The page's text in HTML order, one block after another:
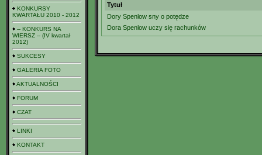
KONKURSY
KWARTAŁU 2010 - 2012
-- KONKURS NA
WIERSZ -- (IV kwartał
2012)
SUKCESY
GALERIA FOTO
AKTUALNOŚCI
FORUM
CZAT
LINKI
KONTAKT
Tytuł
Dory Spenlow sny o potędze
Dora Spenlow uczy się rachunków